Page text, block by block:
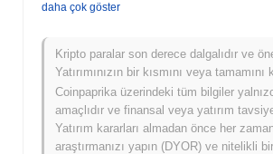
Euro Truck Simulator2'in fiyat
Tüm Zamanların En Yüksek Değeri (ATH):
Tüm Zamanların En Düşük Değeri (ATL): ₺
Euro Truck Simulator2 şu anda ATH'sinin
görüyor .
daha çok göster
Kripto paralar son derece dalgalıdır ve
Yatırımınızın bir kısmını veya
Coinpaprika üzerindeki tüm bilgiler
amaçlıdır ve finansal veya yatırım
Yatırım kararları almadan önce her
araştırmanızı yapın (DYOR) ve nitelikli